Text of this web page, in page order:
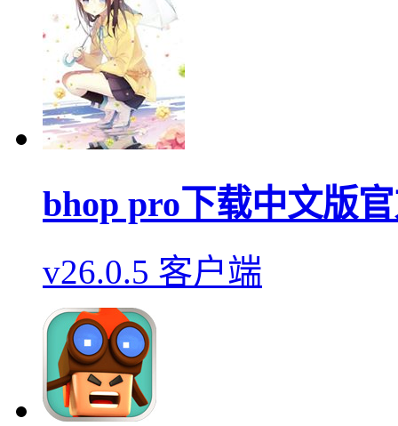
bhop pro下载中文版
v26.0.5 客户端